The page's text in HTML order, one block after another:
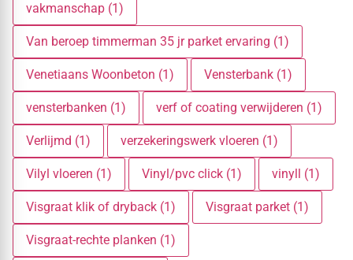
vakmanschap (1)
Van beroep timmerman 35 jr parket ervaring (1)
Venetiaans Woonbeton (1) Vensterbank (1)
vensterbanken (1) verf of coating verwijderen (1)
Verlijmd (1) verzekeringswerk vloeren (1)
Vilyl vloeren (1) Vinyl/pvc click (1) vinyll (1)
Visgraat klik of dryback (1) Visgraat parket (1)
Visgraat-rechte planken (1)